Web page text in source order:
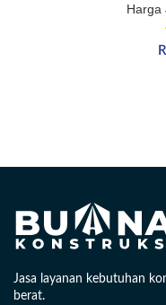
Harga
Jasa layanan kebutuhan
berat.